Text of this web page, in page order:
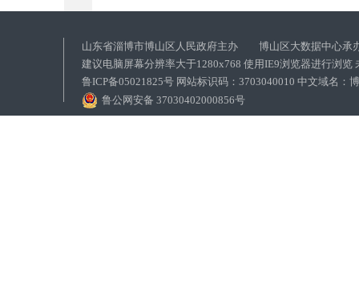
山东省淄博市博山区人民政府主办 博山区大数据中心承
建议电脑屏幕分辨率大于1280x768 使用IE9浏览器进行浏览
鲁ICP备05021825号 网站标识码：3703040010 中文域名：
鲁公网安备 37030402000856号